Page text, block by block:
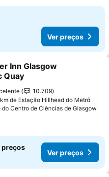
Ver preços
aos favoritos
Inn Glasgow
Quay
10.709
de Estação Hillhead do Metrô
do Centro de Ciências de Glasgow
preços
Ver preços